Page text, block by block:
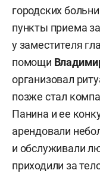
городских
пункты приема
у заместителя
помощи
организовал
позже стал
Панина и ее
арендовали
и обслуживали
приходили за